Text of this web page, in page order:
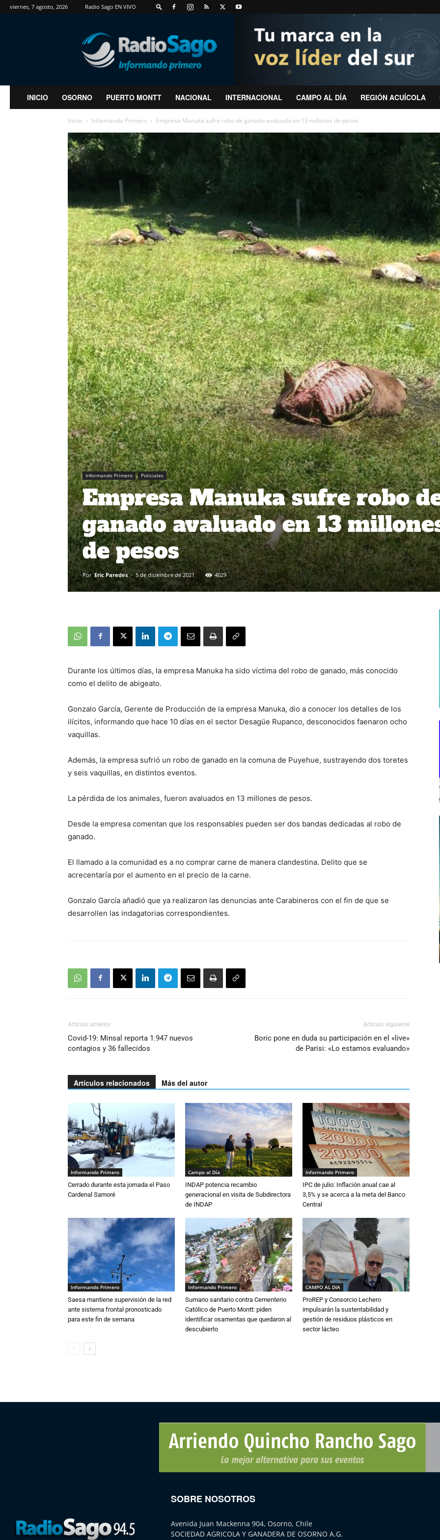
viernes, 7 agosto, 2026 Radio Sago EN VIVO
RadioSago
INICIO OSORNO PUERTO MONTT NACIONAL INTERNACIONAL CAMPO AL DÍA REGIÓN ACUÍCOLA
Inicio Informando Primero Empresa Manuka sufre robo de ganado avaluado en 13 millones de pesos
Informando Primero Policiales
Empresa Manuka sufre robo
ganado avaluado en 13
de pesos
Por Eric Paredes - 5 de diciembre de 2021 4029
Durante los últimos días, la empresa Manuka ha sido víctima del robo de ganado, más conocido
como el delito de abigeato.
Gonzalo García, Gerente de Producción de la empresa Manuka, dio a conocer los detalles de los
ilícitos, informando que hace 10 días en el sector Desagüe Rupanco, desconocidos faenaron ocho
vaquillas.
Además, la empresa sufrió un robo de ganado en la comuna de Puyehue, sustrayendo dos toretes
y seis vaquillas, en distintos eventos.
La pérdida de los animales, fueron avaluados en 13 millones de pesos.
Desde la empresa comentan que los responsables pueden ser dos bandas dedicadas al robo de
ganado.
El llamado a la comunidad es a no comprar carne de manera clandestina. Delito que se
acrecentaría por el aumento en el precio de la carne.
Gonzalo García añadió que ya realizaron las denuncias ante Carabineros con el fin de que se
desarrollen las indagatorias correspondientes.
Artículo anterior
Covid-19: Minsal reporta 1.947 nuevos
contagios y 36 fallecidos
Artículo siguiente
Boric pone en duda su participación en el «live»
de Parisi: «Lo estamos evaluando»
Artículos relacionados Más del autor
Informando Primero
Cerrado durante esta jornada el Paso
Cardenal Samoré
Campo al Día
INDAP potencia recambio
generacional en visita de Subdirectora
de INDAP
Informando Primero
IPC de julio: Inflación anual cae al
3,5% y se acerca a la meta del Banco
Central
Informando Primero
Saesa mantiene supervisión de la red
ante sistema frontal pronosticado
para este fin de semana
Informando Primero
Sumario sanitario contra Cementerio
Católico de Puerto Montt: piden
identificar osamentas que quedaron al
descubierto
CAMPO AL DIA
ProREP y Consorcio Lechero
impulsarán la sustentabilidad y
gestión de residuos plásticos en
sector lácteo
SOBRE NOSOTROS
Avenida Juan Mackenna 904, Osorno, Chile
SOCIEDAD AGRICOLA Y GANADERA DE OSORNO A.G.